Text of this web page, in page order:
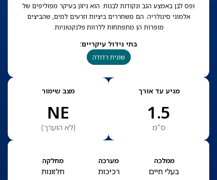
ופס לבן באמצע הגב ונקודות לבנות. הוא ניזון בעיקר מפוליפים של
אלמוגי סינולריה. הם משחררים ביציות וזרעים למים, שהביצים
מופרות הן מתפתחות ללרוות פלנקטוניות.
בתי גידול עיקריים:
שונית רדודה
מגיע עד אורך
1.5
ס”מ
מצב שימור
NE
(לא הוערך)
ממלכה
בעלי חיים
מערכה
רכיכות
מחלקה
חלזונות